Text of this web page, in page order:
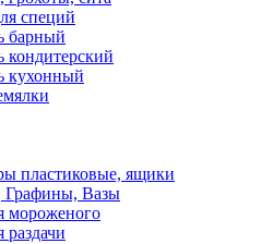
специй
барный
кондитерский
кухонный
пластиковые, ящики
Вазы
мороженого